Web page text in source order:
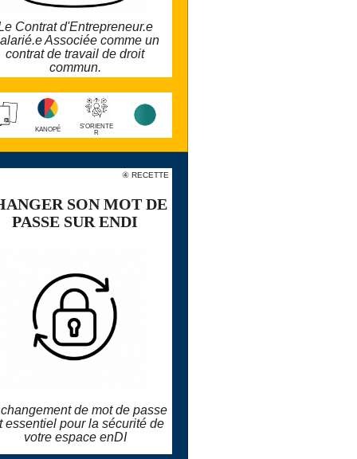
Contrat d'Entrepreneur.e
Associée comme un
contrat de travail de droit
commun.
KANOPÉ
S'ORIENTE
R
larobustesse.org/kanope/?
CesA
④ RECETTE
SON MOT DE
PASSE SUR ENDI
de mot de passe
essentiel pour la sécurité de
votre espace enDI
⚫️
SON MOT DE
PASSE SUR ENDI